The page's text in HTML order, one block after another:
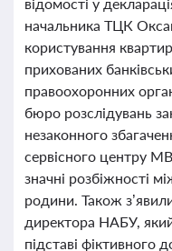
начальника ТЦК
користування
прихованих
правоохоронних
бюро розслідувань
незаконного
сервісного центру
значні розбіжності
родини. Також
директора НАБУ,
підставі